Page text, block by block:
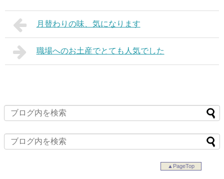
月替わりの味、気になります
職場へのお土産でとても人気でした
▲PageTop